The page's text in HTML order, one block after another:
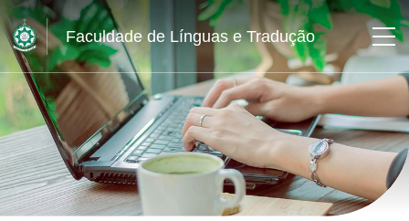
Faculdade de Línguas e Tradução